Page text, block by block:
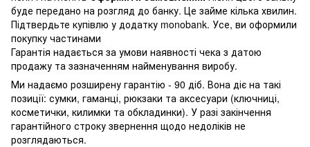
буде передано на розгляд до банку. Це займе кілька хвилин.
Підтвердьте купівлю у додатку monobank. Усе, ви оформили
покупку частинами
Гарантія надається за умови наявності чека з датою
продажу та зазначенням найменування виробу.
Ми надаємо розширену гарантію - 90 діб. Вона діє на такі
позиції: сумки, гаманці, рюкзаки та аксесуари (ключниці,
косметички, килимки та обкладинки). У разі закінчення
гарантійного строку звернення щодо недоліків не
розглядаються.